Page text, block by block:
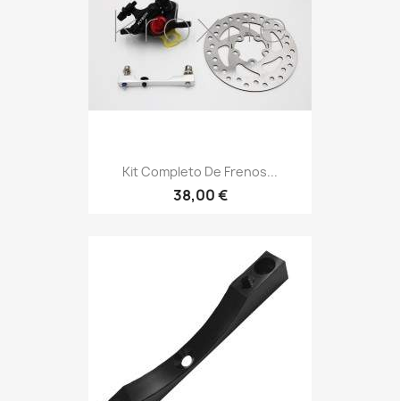
Kit Completo De Frenos...
38,00 €